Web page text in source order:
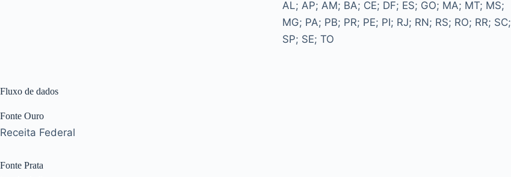
AL; AP; AM; BA; CE; DF; ES; GO; MA; MT; MS;
MG; PA; PB; PR; PE; PI; RJ; RN; RS; RO; RR; SC;
SP; SE; TO
Fluxo de dados
Fonte Ouro
Receita Federal
Fonte Prata